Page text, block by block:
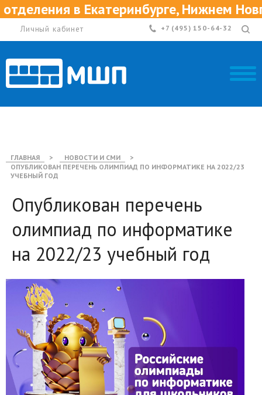
в Екатеринбурге, Нижнем
Личный кабинет +7 (495) 150-64-32
ГЛАВНАЯ > НОВОСТИ И СМИ
>
ОПУБЛИКОВАН ПЕРЕЧЕНЬ ОЛИМПИАД ПО ИНФОРМАТИКЕ НА 2022/23
УЧЕБНЫЙ ГОД
Опубликован перечень
олимпиад по информатике
на 2022/23 учебный год